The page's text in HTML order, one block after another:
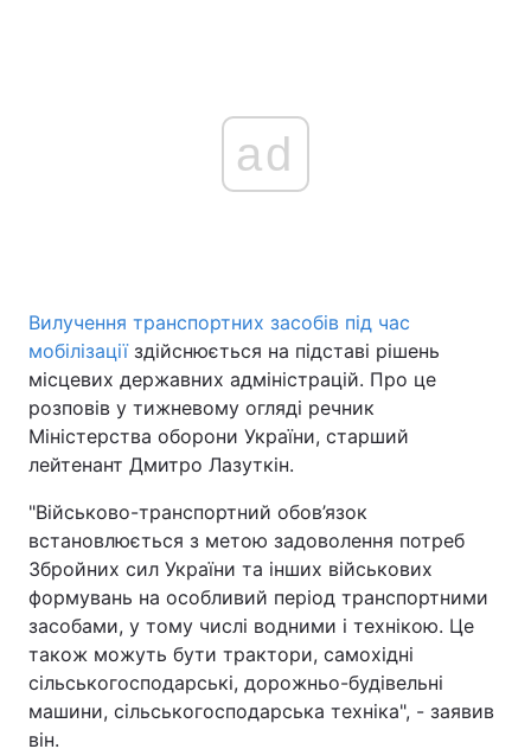
ad
Вилучення транспортних засобів під час
мобілізаціїздійснюється на підставі рішень
місцевих державних адміністрацій. Про це
розповів у тижневому огляді речник
Міністерства оборони України, старший
лейтенант Дмитро Лазуткін.
"Військово-транспортний обов’язок
встановлюється з метою задоволення потреб
Збройних сил України та інших військових
формувань на особливий період транспортними
засобами, у тому числі водними і технікою. Це
також можуть бути трактори, самохідні
сільськогосподарські, дорожньо-будівельні
машини, сільськогосподарська техніка", - заявив
він.